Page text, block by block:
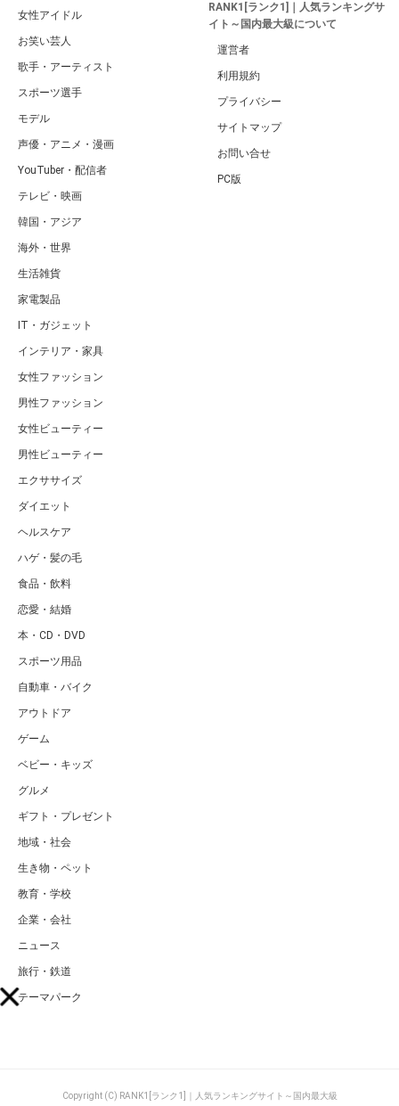
女性アイドル
お笑い芸人
歌手・アーティスト
スポーツ選手
モデル
声優・アニメ・漫画
YouTuber・配信者
テレビ・映画
韓国・アジア
海外・世界
生活雑貨
家電製品
IT・ガジェット
インテリア・家具
女性ファッション
男性ファッション
女性ビューティー
男性ビューティー
エクササイズ
ダイエット
ヘルスケア
ハゲ・髪の毛
食品・飲料
恋愛・結婚
本・CD・DVD
スポーツ用品
自動車・バイク
アウトドア
ゲーム
ベビー・キッズ
グルメ
ギフト・プレゼント
地域・社会
生き物・ペット
教育・学校
企業・会社
ニュース
旅行・鉄道
テーマパーク
RANK1[ランク1]｜人気ランキングサ
イト～国内最大級について
運営者
利用規約
プライバシー
サイトマップ
お問い合せ
PC版
Copyright (C) RANK1[ランク1]｜人気ランキングサイト～国内最大級